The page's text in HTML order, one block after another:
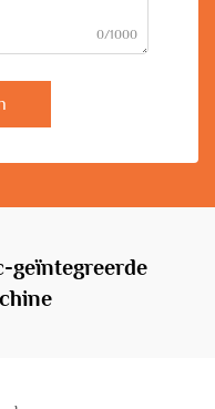
0/1000
geïntegreerde